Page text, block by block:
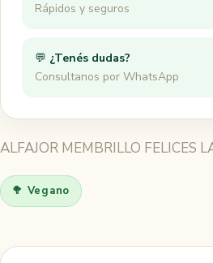
Rápidos y seguros
💬 ¿Tenés dudas?
Consultanos por WhatsApp
ALFAJOR MEMBRILLO FELICES
🥦 Vegano